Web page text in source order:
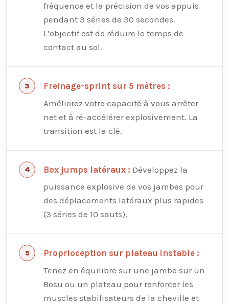
fréquence et la précision de vos appuis
pendant 3 séries de 30 secondes.
L’objectif est de réduire le temps de
contact au sol.
Freinage-sprint sur 5 mètres :
Améliorez votre capacité à vous arrêter
net et à ré-accélérer explosivement. La
transition est la clé.
Box jumps latéraux : Développez la
puissance explosive de vos jambes pour
des déplacements latéraux plus rapides
(3 séries de 10 sauts).
Proprioception sur plateau instable :
Tenez en équilibre sur une jambe sur un
Bosu ou un plateau pour renforcer les
muscles stabilisateurs de la cheville et